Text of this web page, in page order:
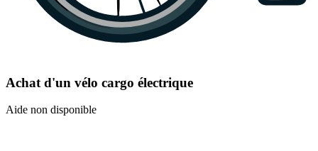
Achat d'un vélo cargo électrique
Aide non disponible